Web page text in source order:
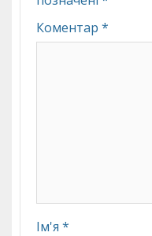
Коментар *
Ім'я *